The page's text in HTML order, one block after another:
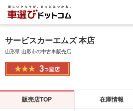
サービスカーエムズ 本店
山形県 山形市の中古車販売店
販売店TOP 在庫情報